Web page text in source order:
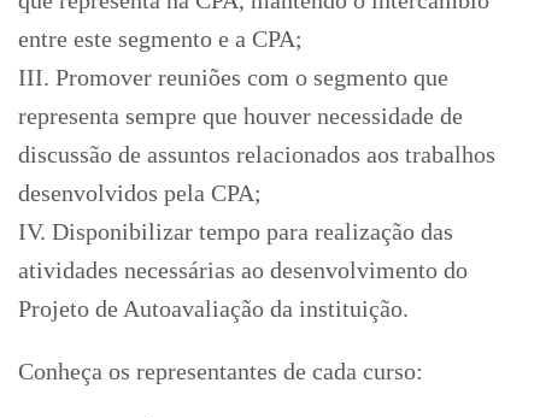
entre este segmento e a CPA;
III. Promover reuniões com o segmento que
representa sempre que houver necessidade de
discussão de assuntos relacionados aos trabalhos
desenvolvidos pela CPA;
IV. Disponibilizar tempo para realização das
atividades necessárias ao desenvolvimento do
Projeto de Autoavaliação da instituição.
Conheça os representantes de cada curso: